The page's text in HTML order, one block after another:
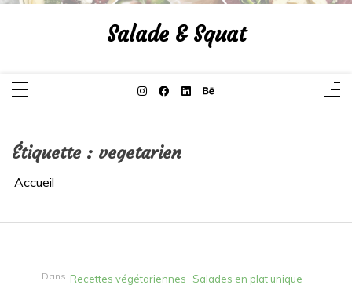
Aller
Salade & Squat
Étiquette : vegetarien
Accueil
Dans Recettes végétariennes Salades en plat unique